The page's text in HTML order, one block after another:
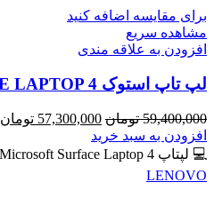
برای مقایسه اضافه کنید
مشاهده سریع
افزودن به علاقه مندی
لپ تاپ استوک SURFACE LAPTOP 4، رم 8GB، حافظه 256G
59,400,000 تومان قیمت
اصلی
59,400,000 تومان
57,300,000 تومان
افزودن به سبد خرید
💻 لپتاپ Microsoft Surface Laptop 4 – ظریف، سریع و ایده‌آل برای کار و تحصیل 🔖 کد محصول: #41102 📸
LENOVO